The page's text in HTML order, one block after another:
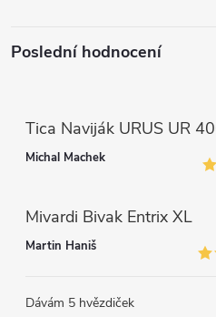
p
s
u
Poslední hodnocení
Tica Naviják URUS UR
Michal Machek
Mivardi Bivak Entrix XL
Martin Haniš
Dávám 5 hvězdiček